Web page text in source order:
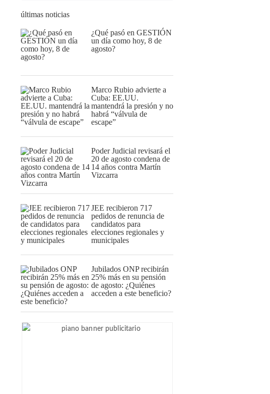
últimas noticias
¿Qué pasó en GESTIÓN
un día como hoy, 8 de
agosto?
Marco Rubio advierte a
Cuba: EE.UU.
mantendrá la presión y no
habrá “válvula de
escape”
Poder Judicial revisará el
20 de agosto condena de
14 años contra Martín
Vizcarra
JEE recibieron 717
pedidos de renuncia de
candidatos para
elecciones regionales y
municipales
Jubilados ONP recibirán
25% más en su pensión
de agosto: ¿Quiénes
acceden a este beneficio?